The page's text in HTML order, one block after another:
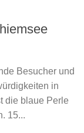
Besucher und
in
die blaue Perle
15...